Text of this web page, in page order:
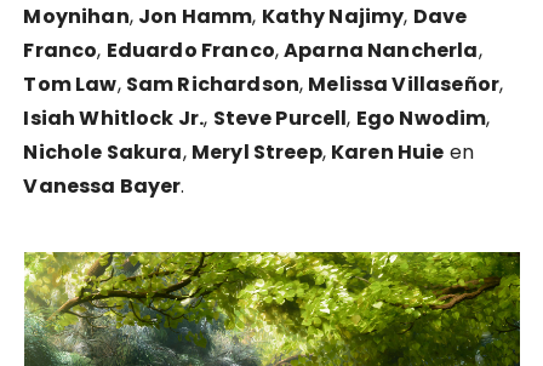
Moynihan, Jon Hamm, Kathy Najimy, Dave
Franco, Eduardo Franco,Aparna Nancherla,
Tom Law, Sam Richardson, Melissa Villaseñor,
Isiah Whitlock Jr., Steve Purcell, Ego Nwodim,
Nichole Sakura, Meryl Streep, Karen Huie en
Vanessa Bayer.